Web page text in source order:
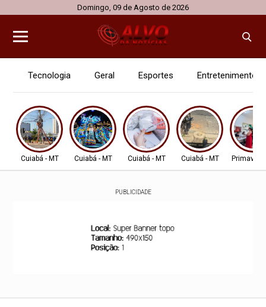
Domingo, 09 de Agosto de 2026
Tecnologia Geral Esportes Entretenimento
Cuiabá - MT Cuiabá - MT Cuiabá - MT Cuiabá - MT
PUBLICIDADE